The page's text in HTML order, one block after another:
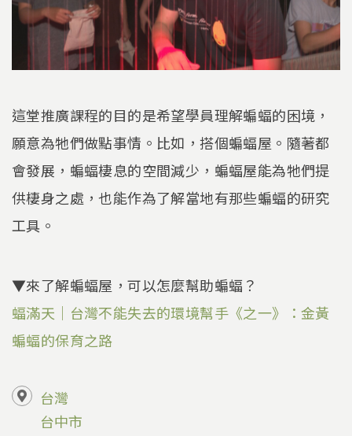
這堂推廣課程的目的是希望學員理解蝙蝠的困境，
願意為牠們做點事情。比如，搭個蝙蝠屋。隨著都
會發展，蝙蝠棲息的空間減少，蝙蝠屋能為牠們提
供棲身之處，也能作為了解當地有那些蝙蝠的研究
工具。
▼來了解蝙蝠屋，可以怎麼幫助蝙蝠？
蝠滿天｜台灣不能失去的環境幫手《之一》：金黃
蝙蝠的保育之路
台灣
台中市